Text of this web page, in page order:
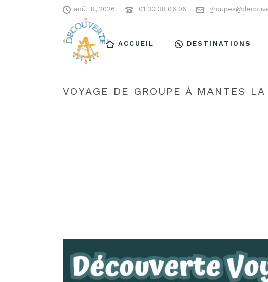
août 8, 2026 01 30 38 06 06
ACCUEIL DESTINATIONS
VOYAGE DE GROUPE À MANTES